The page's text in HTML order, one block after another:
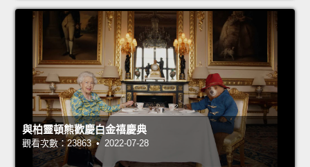
與柏靈頓熊歡慶白金禧慶典
觀看次數：23863 • 2022-07-28